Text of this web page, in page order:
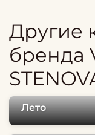
Другие
бренда
Лето